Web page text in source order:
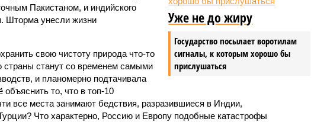
Уже не до жиру
Государство посылает воротилам
сигналы, к которым хорошо бы
прислушаться
Пакистаном, и индийского
Шторма унесли жизни
свою чистоту природа что-то
страны станут со временем самыми
и планомерно подтачивала
то, что в топ-10
все места занимают бедствия, разразившиеся в Индии,
Что характерно, Россию и Европу подобные катастрофы